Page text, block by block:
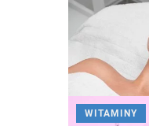
WITAMINY